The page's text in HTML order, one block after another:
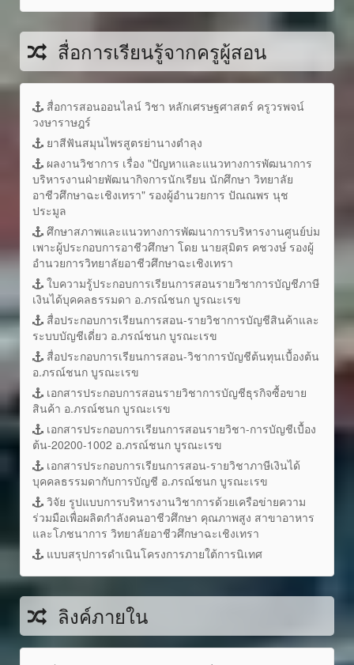
สื่อการเรียนรู้จากครูผู้สอน
สื่อการสอนออนไลน์ วิชา หลักเศรษฐศาสตร์ ครูวรพจน์
วงษาราษฎร์
ยาสีฟันสมุนไพรสูตรย่านางตำลุง
ผลงานวิชาการ เรื่อง "ปัญหาและแนวทางการพัฒนาการ
บริหารงานฝ่ายพัฒนากิจการนักเรียน นักศึกษา วิทยาลัย
อาชีวศึกษาฉะเชิงเทรา" รองผู้อำนวยการ ปัณณพร นุช
ประมูล
ศึกษาสภาพและแนวทางการพัฒนาการบริหารงานศูนย์บ่ม
เพาะผู้ประกอบการอาชีวศึกษา โดย นายสุมิตร คชวงษ์ รองผู้
อำนวยการวิทยาลัยอาชีวศึกษาฉะเชิงเทรา
ใบความรู้ประกอบการเรียนการสอนรายวิชาการบัญชีภาษี
เงินได้บุคคลธรรมดา อ.ภรณ์ชนก บูรณะเรข
สื่อประกอบการเรียนการสอน-รายวิชาการบัญชีสินค้าและ
ระบบบัญชีเดี่ยว อ.ภรณ์ชนก บูรณะเรข
สื่อประกอบการเรียนการสอน-วิชาการบัญชีต้นทุนเบื้องต้น
อ.ภรณ์ชนก บูรณะเรข
เอกสารประกอบการสอนรายวิชาการบัญชีธุรกิจซื้อขาย
สินค้า อ.ภรณ์ชนก บูรณะเรข
เอกสารประกอบการเรียนการสอนรายวิชา-การบัญชีเบื้อง
ต้น-20200-1002 อ.ภรณ์ชนก บูรณะเรข
เอกสารประกอบการเรียนการสอน-รายวิชาภาษีเงินได้
บุคคลธรรมดากับการบัญชี อ.ภรณ์ชนก บูรณะเรข
วิจัย รูปแบบการบริหารงานวิชาการด้วยเครือข่ายความ
ร่วมมือเพื่อผลิตกำลังคนอาชีวศึกษา คุณภาพสูง สาขาอาหาร
และโภชนาการ วิทยาลัยอาชีวศึกษาฉะเชิงเทรา
แบบสรุปการดำเนินโครงการภายใต้การนิเทศ
ลิงค์ภายใน